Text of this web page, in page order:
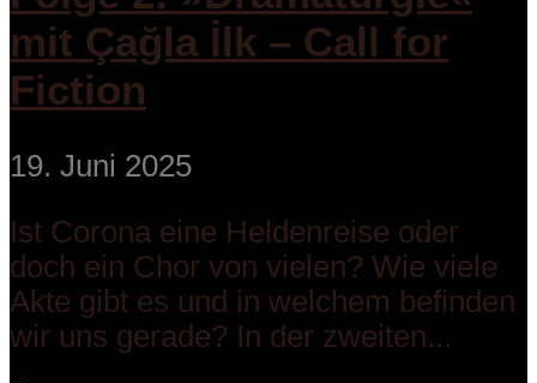
mit Çağla İlk – Call for
Fiction
19. Juni 2025
Ist Corona eine Heldenreise oder
doch ein Chor von vielen? Wie viele
Akte gibt es und in welchem befinden
wir uns gerade? In der zweiten...